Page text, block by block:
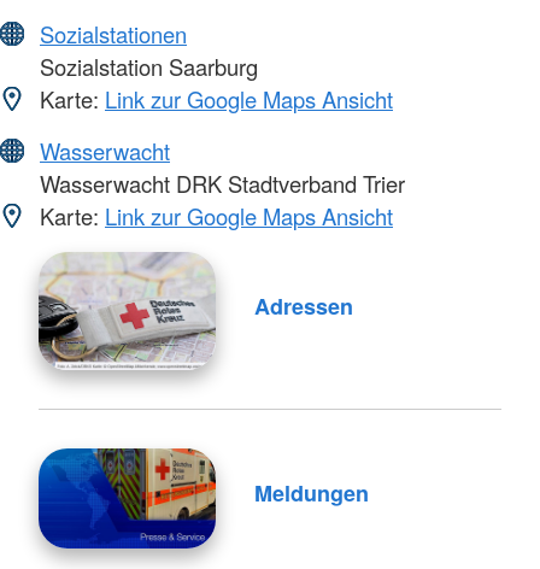
Sozialstationen
Sozialstation Saarburg
Karte: Link zur Google Maps Ansicht
Wasserwacht
Wasserwacht DRK Stadtverband Trier
Karte: Link zur Google Maps Ansicht
Adressen
Meldungen